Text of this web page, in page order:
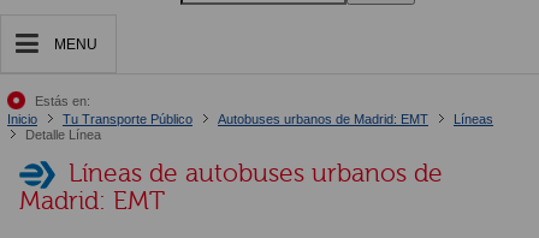
MENU
Estás en:
Inicio
Tu Transporte Público Autobuses urbanos de Madrid: EMT
Líneas
Detalle Línea
Líneas de autobuses urbanos de
Madrid: EMT